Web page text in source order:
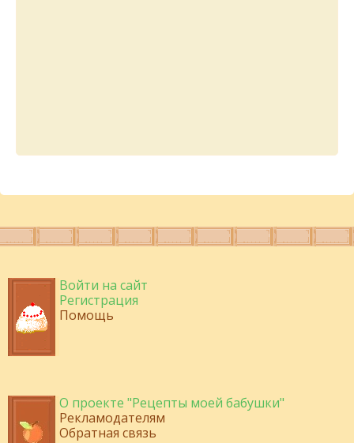
Войти на сайт
Регистрация
Помощь
О проекте "Рецепты моей бабушки"
Рекламодателям
Обратная связь